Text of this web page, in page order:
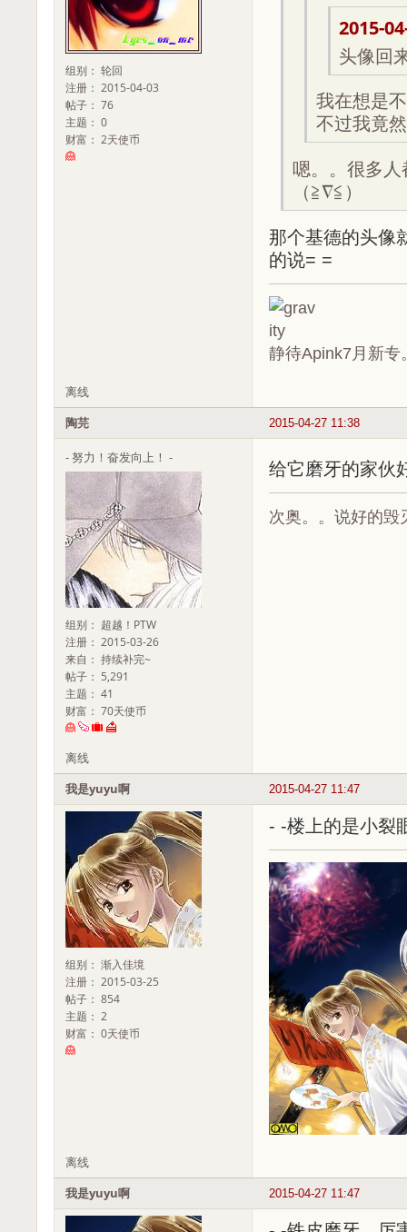
组别： 轮回
注册： 2015-04-03
帖子： 76
主题： 0
财富： 2天使币
2015-
头像回
我在想是
不过我竟
嗯。。很多
（≧∇≦）
那个基德的头像
的说= =
静待Apink7月新专
离线
2015-04-27 11:38
陶芫
- 努力！奋发向上！ -
组别： 超越！PTW
注册： 2015-03-26
来自： 持续补完~
帖子： 5,291
主题： 41
财富： 70天使币
给它磨牙的家伙
次奥。。说好的毁
离线
2015-04-27 11:47
我是yuyu啊
组别： 渐入佳境
注册： 2015-03-25
帖子： 854
主题： 2
财富： 0天使币
- -楼上的是小裂
离线
2015-04-27 11:47
我是yuyu啊